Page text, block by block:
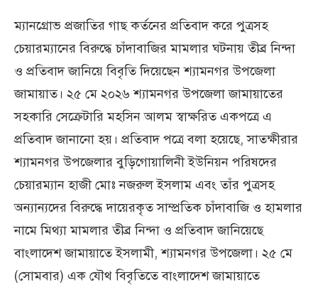
ম্যানগ্রোভ প্রজাতির গাছ কর্তনের প্রতিবাদ করে পুত্রসহ
চেয়ারম্যানের বিরুদ্ধে চাঁদাবাজির মামলার ঘটনায় তীব্র নিন্দা
ও প্রতিবাদ জানিয়ে বিবৃতি দিয়েছেন শ্যামনগর উপজেলা
জামায়াত। ২৫ মে ২০২৬ শ্যামনগর উপজেলা জামায়াতের
সহকারি সেক্রেটারি মহসিন আলম স্বাক্ষরিত একপত্রে এ
প্রতিবাদ জানানো হয়। প্রতিবাদ পত্রে বলা হয়েছে, সাতক্ষীরার
শ্যামনগর উপজেলার বুড়িগোয়ালিনী ইউনিয়ন পরিষদের
চেয়ারম্যান হাজী মোঃ নজরুল ইসলাম এবং তাঁর পুত্রসহ
অন্যান্যদের বিরুদ্ধে দায়েরকৃত সাম্প্রতিক চাঁদাবাজি ও হামলার
নামে মিথ্যা মামলার তীব্র নিন্দা ও প্রতিবাদ জানিয়েছে
বাংলাদেশ জামায়াতে ইসলামী, শ্যামনগর উপজেলা। ২৫ মে
(সোমবার) এক যৌথ বিবৃতিতে বাংলাদেশ জামায়াতে